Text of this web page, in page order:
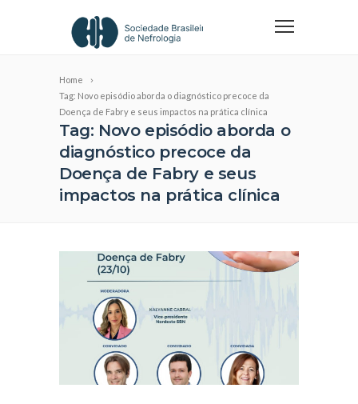
Home
Tag: Novo episódio aborda o diagnóstico precoce da
Doença de Fabry e seus impactos na prática clínica
Tag: Novo episódio aborda o
diagnóstico precoce da
Doença de Fabry e seus
impactos na prática clínica